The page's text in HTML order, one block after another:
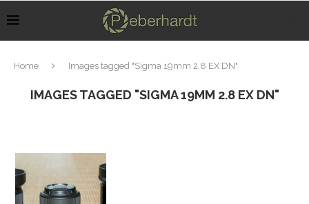
Home Images tagged "Sigma 19mm 2.8 EX DN"
IMAGES TAGGED "SIGMA 19MM 2.8 EX DN"